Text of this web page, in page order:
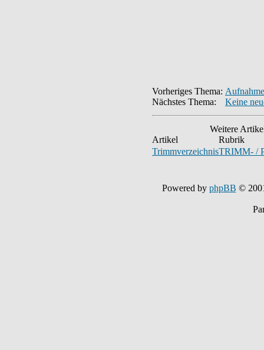
Vorheriges Thema:
Nächstes Thema:
Keine
Weitere
Artikel
Rubrik
TrimmverzeichnisTRIMM- /
Powered by phpBB ©